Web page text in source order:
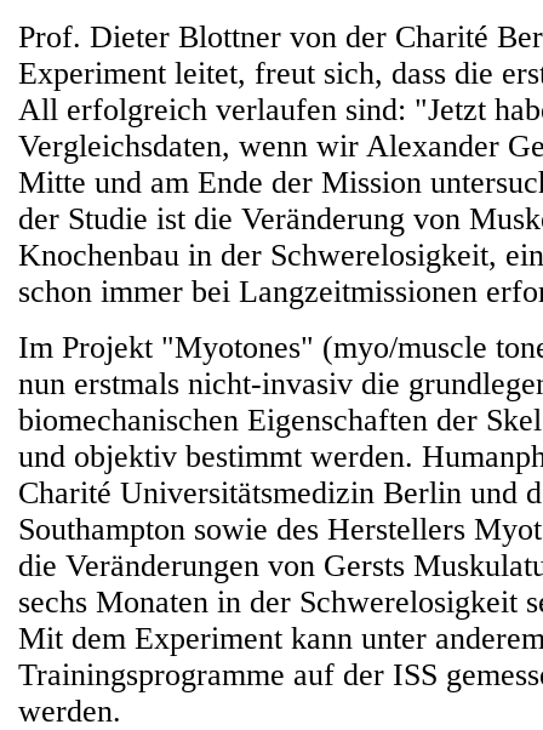
Prof. Dieter Blottner von der Charité
Experiment leitet, freut sich, dass die
All erfolgreich verlaufen sind: "Jetzt
Vergleichsdaten, wenn wir Alexander
Mitte und am Ende der Mission
der Studie ist die Veränderung von
Knochenbau in der Schwerelosigkeit,
schon immer bei Langzeitmissionen
Im Projekt "Myotones" (myo/muscle
nun erstmals nicht-invasiv die
biomechanischen Eigenschaften der
und objektiv bestimmt werden.
Charité Universitätsmedizin Berlin und
Southampton sowie des Herstellers
die Veränderungen von Gersts
sechs Monaten in der Schwerelosigkeit
Mit dem Experiment kann unter
Trainingsprogramme auf der ISS
werden.